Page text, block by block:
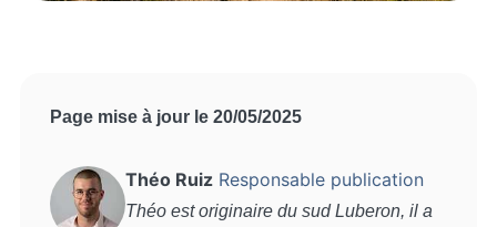
Page mise à jour le 20/05/2025
Théo Ruiz Responsable publication
Théo est originaire du sud Luberon, il a